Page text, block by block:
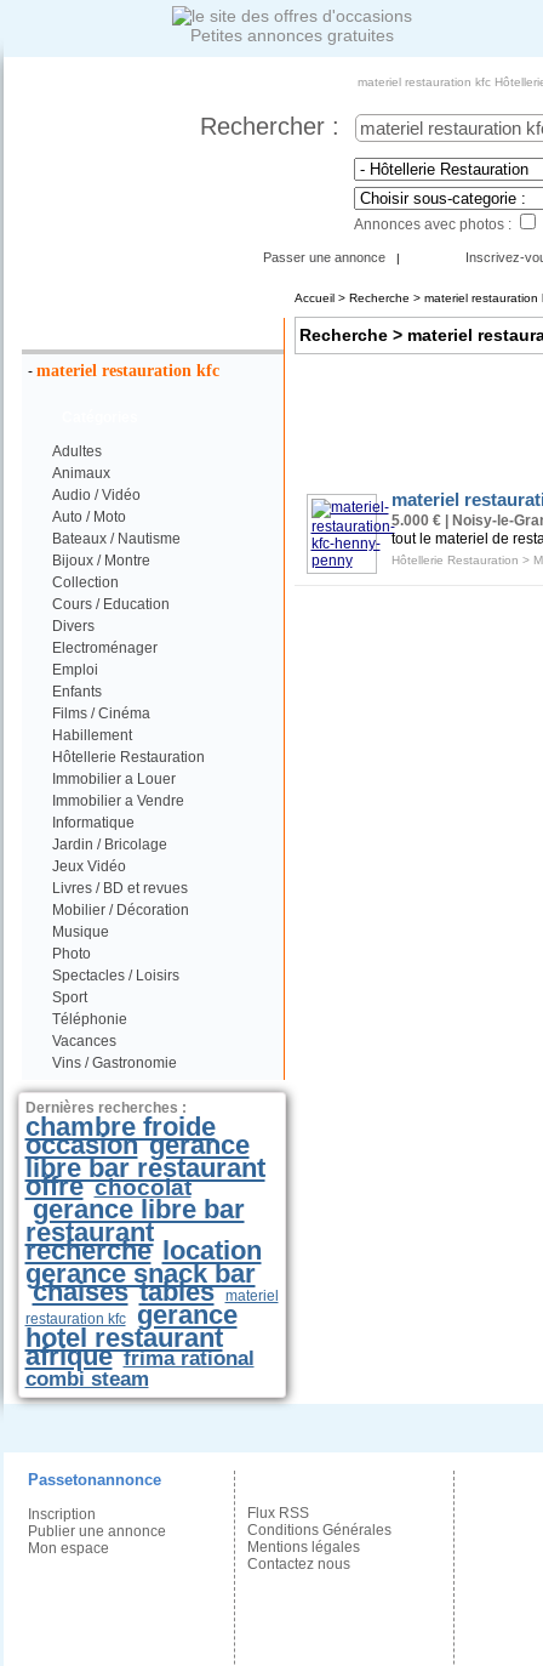
Petites annonces gratuites
materiel restauration kfc
Rechercher :
Annonces avec photos :
Passer une annonce | Inscrivez-
- materiel restauration kfc
Adultes
Animaux
Audio / Vidéo
Auto / Moto
Bateaux / Nautisme
Bijoux / Montre
Collection
Cours / Education
Divers
Electroménager
Emploi
Enfants
Films / Cinéma
Habillement
Hôtellerie Restauration
Immobilier a Louer
Immobilier a Vendre
Informatique
Jardin / Bricolage
Jeux Vidéo
Livres / BD et revues
Mobilier / Décoration
Musique
Photo
Spectacles / Loisirs
Sport
Téléphonie
Vacances
Vins / Gastronomie
Dernières recherches :
chambre froide
occasion gerance
libre bar restaurant
offre chocolat
gerance libre bar
restaurant
recherche location
gerance snack bar
chaises tables
materiel
restauration kfc
gerance
hotel restaurant
afrique frima rational
combi steam
Accueil> Recherche > materiel restauration
Recherche> materiel
materiel
5.000 € | Noisy-le-
tout le materiel de
Hôtellerie Restauration >
Passetonannonce
Inscription
Publier une annonce
Mon espace
Flux RSS
Conditions Générales
Mentions légales
Contactez nous